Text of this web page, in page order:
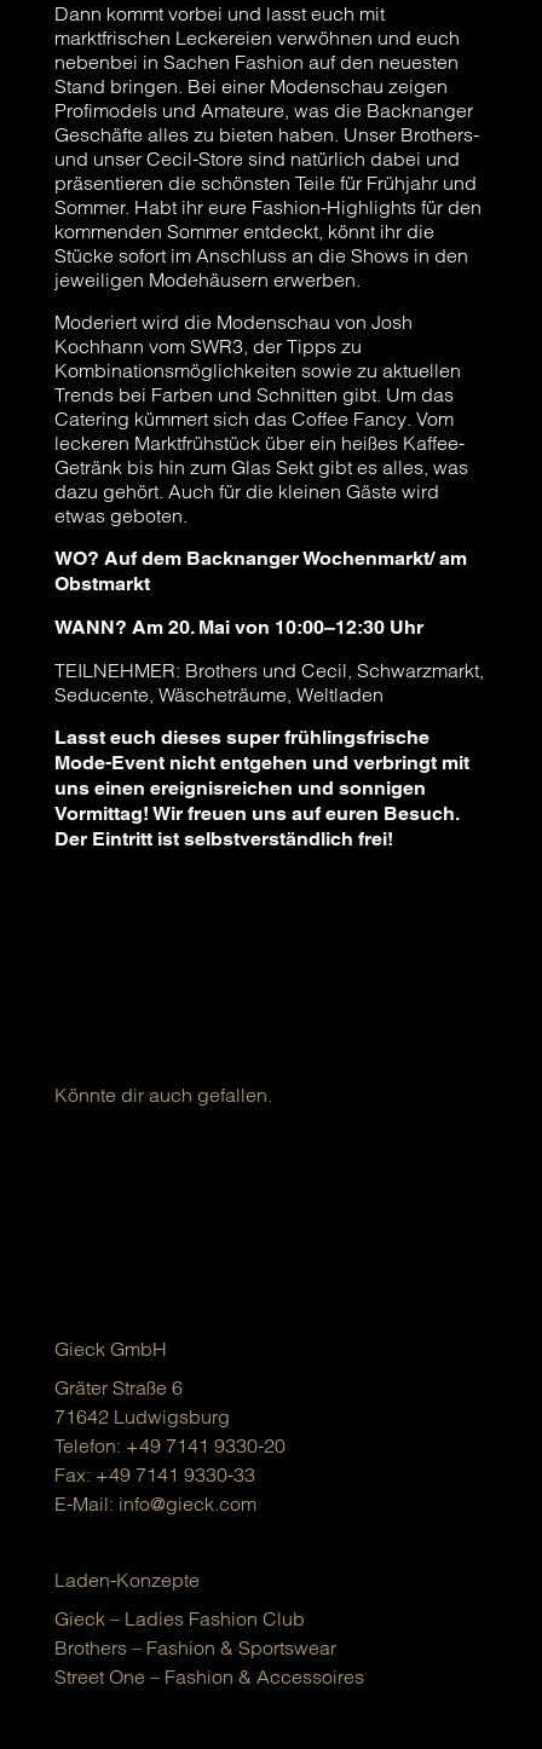
Dann kommt vorbei und lasst euch mit
marktfrischen Leckereien verwöhnen und euch
nebenbei in Sachen Fashion auf den neuesten
Stand bringen. Bei einer Modenschau zeigen
Profimodels und Amateure, was die Backnanger
Geschäfte alles zu bieten haben. Unser Brothers-
und unser Cecil-Store sind natürlich dabei und
präsentieren die schönsten Teile für Frühjahr und
Sommer. Habt ihr eure Fashion-Highlights für den
kommenden Sommer entdeckt, könnt ihr die
Stücke sofort im Anschluss an die Shows in den
jeweiligen Modehäusern erwerben.
Moderiert wird die Modenschau von Josh
Kochhann vom SWR3, der Tipps zu
Kombinationsmöglichkeiten sowie zu aktuellen
Trends bei Farben und Schnitten gibt. Um das
Catering kümmert sich das Coffee Fancy. Vom
leckeren Marktfrühstück über ein heißes Kaffee-
Getränk bis hin zum Glas Sekt gibt es alles, was
dazu gehört. Auch für die kleinen Gäste wird
etwas geboten.
WO? Auf dem Backnanger Wochenmarkt/ am
Obstmarkt
WANN? Am 20. Mai von 10:00–12:30 Uhr
TEILNEHMER: Brothers und Cecil, Schwarzmarkt,
Seducente, Wäscheträume, Weltladen
Lasst euch dieses super frühlingsfrische
Mode-Event nicht entgehen und verbringt mit
uns einen ereignisreichen und sonnigen
Vormittag! Wir freuen uns auf euren Besuch.
Der Eintritt ist selbstverständlich frei!
Könnte dir auch gefallen.
Gieck GmbH
Gräter Straße 6
71642 Ludwigsburg
Telefon: +49 7141 9330-20
Fax: +49 7141 9330-33
E-Mail: info@gieck.com
Laden-Konzepte
Gieck – Ladies Fashion Club
Brothers – Fashion & Sportswear
Street One – Fashion & Accessoires